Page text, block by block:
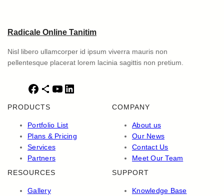
Radicale Online Tanitim
Nisl libero ullamcorper id ipsum viverra mauris non
pellentesque placerat lorem lacinia sagittis non pretium.
F
c
e
S
e
n
Y
u
PRODUCTS
Portfolio List
Plans & Pricing
Services
Partners
COMPANY
About us
Our News
Contact Us
Meet Our Team
RESOURCES
Gallery
SUPPORT
Knowledge Base